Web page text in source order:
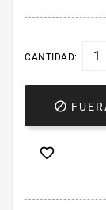
CANTIDAD:

